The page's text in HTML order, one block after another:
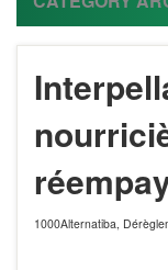
1000Alternatiba,